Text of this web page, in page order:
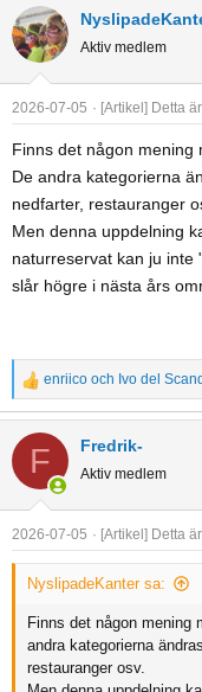
a
c
t
i
o
n
s
:
Aktiv medlem
2026-07-05 [Artikel] Detta
Finns det någon mening
De andra kategorierna
nedfarter, restauranger
Men denna uppdelning
naturreservat kan ju inte
slår högre i nästa års
R
e
a
t
i
o
n
enriico och Ivo del
F Fredrik-
Aktiv medlem
2026-07-05 [Artikel] Detta
NyslipadeKanter sa:
Finns det någon mening
andra kategorierna
restauranger osv.